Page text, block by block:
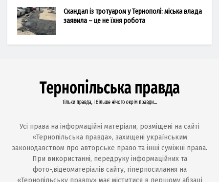
Скандал із тротуаром у Тернополі: міська влада
заявила – це не їхня робота
Усі права на інформаційні матеріали, розміщені на сайті
«Тернопільська правда», захищені українським
законодавством про авторське право та інші суміжні права.
При використанні, передруку інформаційних та
фото-,відеоматеріалів сайту, гіперпосилання на
«Тернопільську правду» має міститися в першому абзаці